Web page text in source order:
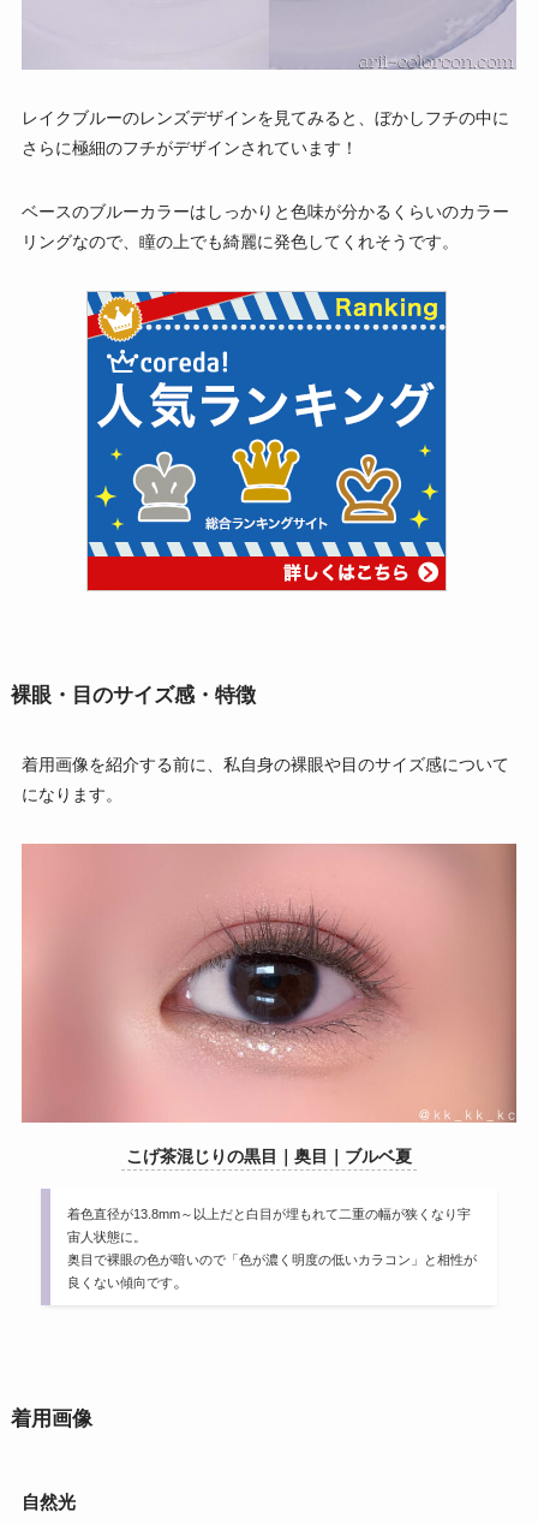
レイクブルーのレンズデザインを見てみると、ぼかしフチの中に
さらに極細のフチがデザインされています！
ベースのブルーカラーはしっかりと色味が分かるくらいのカラー
リングなので、瞳の上でも綺麗に発色してくれそうです。
裸眼・目のサイズ感・特徴
着用画像を紹介する前に、私自身の裸眼や目のサイズ感について
になります。
こげ茶混じりの黒目｜奥目｜ブルベ夏
着色直径が13.8mm～以上だと白目が埋もれて二重の幅が狭くなり宇
宙人状態に。
奥目で裸眼の色が暗いので「色が濃く明度の低いカラコン」と相性が
良くない傾向です。
着用画像
自然光